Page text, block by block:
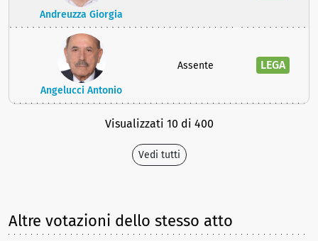
Andreuzza Giorgia
Angelucci Antonio
Assente LEGA
Visualizzati 10 di 400
Vedi tutti
Altre votazioni dello stesso atto